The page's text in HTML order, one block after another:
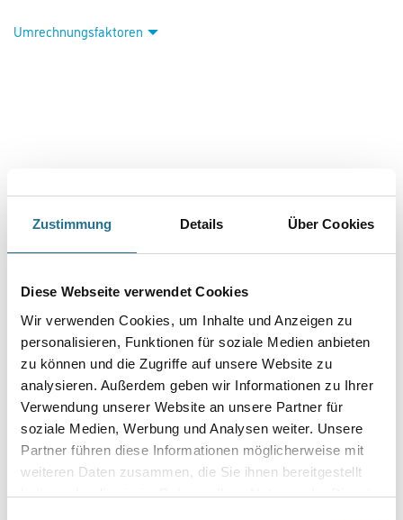
Zustimmung Details Über Cookies
Diese Webseite verwendet Cookies
Wir verwenden Cookies, um Inhalte und Anzeigen zu
personalisieren, Funktionen für soziale Medien anbieten
zu können und die Zugriffe auf unsere Website zu
analysieren. Außerdem geben wir Informationen zu Ihrer
Verwendung unserer Website an unsere Partner für
soziale Medien, Werbung und Analysen weiter. Unsere
Partner führen diese Informationen möglicherweise mit
weiteren Daten zusammen, die Sie ihnen bereitgestellt
haben oder die sie im Rahmen Ihrer Nutzung der Dienste
Umrechnungsfaktoren
PRODUKTEIGENSCHAFTEN
SOLID COLOR STAIN VENTI wird insbesondere verwendet für die
Lackierung von:
- Neue Hölzer, als auch bei der Überarbeitung von Altanstrichen
- Für alle Holzsorten, die üblicherweise für den Bau von Fenstern
und Türen eingesetzt werden
- Toren
- Fensterläden
- Alle anderen Holzflächen, auf denen schnelle Trocknung des
Anstriches gewünscht ist
- Verarbeitungstemperatur optimal: 10°C bis 27°C